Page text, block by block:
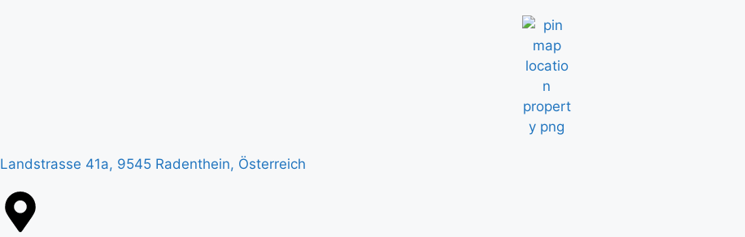
Landstrasse 41a, 9545 Radenthein, Österreich